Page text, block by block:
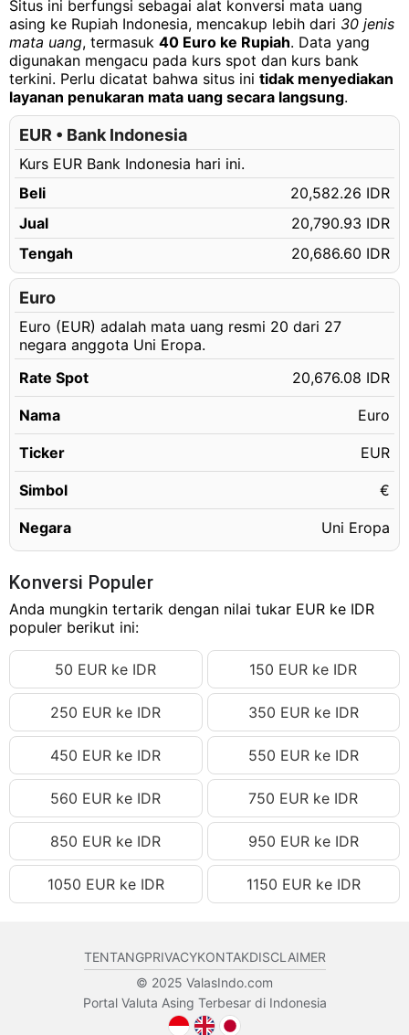
40.09 EUR
Rp828,904.05 IDR
40.10 EUR
Rp829,110.81 IDR
40.11 EUR
Rp829,317.57 IDR
40.12 EUR
Rp829,524.33 IDR
40.13 EUR
40.14 EUR
Rp829,937.85 IDR
40.15 EUR
Rp830,144.61 IDR
40.16 EUR
Rp830,351.37 IDR
40.17 EUR
Rp830,558.13 IDR
40.18 EUR
40.19 EUR
Rp830,971.66 IDR
40.20 EUR
Rp831,178.42 IDR
40.21 EUR
Rp831,385.18 IDR
40.22 EUR
Rp831,591.94 IDR
40.23 EUR
Rp831,798.70 IDR
40.24 EUR
40.25 EUR
40.26 EUR
Rp832,418.98 IDR
40.27 EUR
40.28 EUR
Rp832,832.50 IDR
40.29 EUR
40.30 EUR
Rp833,246.02 IDR
Rp833,452.78 IDR
40.32 EUR
Rp833,659.55 IDR
40.33 EUR
Rp833,866.31 IDR
40.34 EUR
Rp834,073.07 IDR
40.35 EUR
Rp834,279.83 IDR
40.36 EUR
Rp834,486.59 IDR
40.37 EUR
Rp834,693.35 IDR
40.39 EUR
Rp835,106.87 IDR
Rp835,313.63 IDR
40.41 EUR
Rp835,520.39 IDR
Situs ini berfungsi sebagai alat konversi mata uang
asing ke Rupiah Indonesia, mencakup lebih dari 30 jenis
mata uang, termasuk 40 Euro ke Rupiah. Data yang
digunakan mengacu pada kurs spot dan kurs bank
terkini. Perlu dicatat bahwa situs ini tidak menyediakan
layanan penukaran mata uang secara langsung.
EUR • Bank Indonesia
Kurs EUR Bank Indonesia hari ini.
Beli
20,582.26 IDR
Jual
20,790.93 IDR
Tengah
20,686.60 IDR
Euro
Euro (EUR) adalah mata uang resmi 20 dari 27
negara anggota Uni Eropa.
Rate Spot
20,676.08 IDR
Nama Euro
Ticker EUR
Simbol €
Negara Uni Eropa
Konversi Populer
Anda mungkin tertarik dengan nilai tukar EUR ke IDR
populer berikut ini:
50 EUR ke IDR 150 EUR ke IDR
250 EUR ke IDR 350 EUR ke IDR
450 EUR ke IDR 550 EUR ke IDR
560 EUR ke IDR 750 EUR ke IDR
850 EUR ke IDR 950 EUR ke IDR
1050 EUR ke IDR 1150 EUR ke IDR
TENTANGPRIVACYKONTAKDISCLAIMER
© 2025 ValasIndo.com
Portal Valuta Asing Terbesar di Indonesia